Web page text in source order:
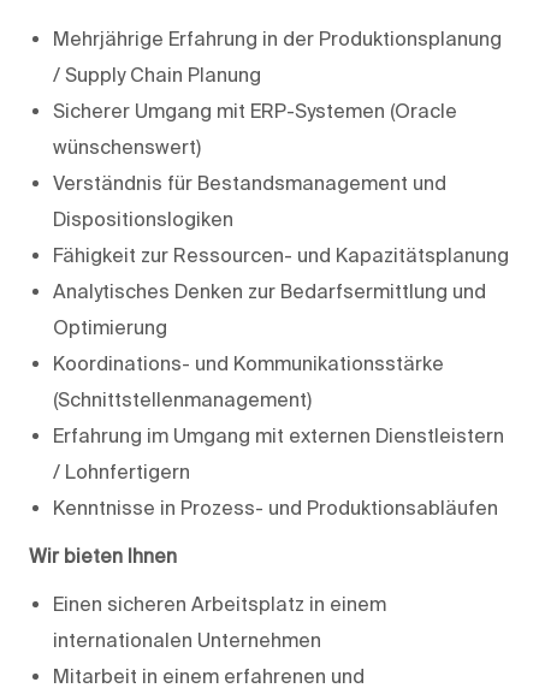
Mehrjährige Erfahrung in der Produktionsplanung
/ Supply Chain Planung
Sicherer Umgang mit ERP-Systemen (Oracle
wünschenswert)
Verständnis für Bestandsmanagement und
Dispositionslogiken
Fähigkeit zur Ressourcen- und Kapazitätsplanung
Analytisches Denken zur Bedarfsermittlung und
Optimierung
Koordinations- und Kommunikationsstärke
(Schnittstellenmanagement)
Erfahrung im Umgang mit externen Dienstleistern
/ Lohnfertigern
Kenntnisse in Prozess- und Produktionsabläufen
Wir bieten Ihnen
Einen sicheren Arbeitsplatz in einem
internationalen Unternehmen
Mitarbeit in einem erfahrenen und